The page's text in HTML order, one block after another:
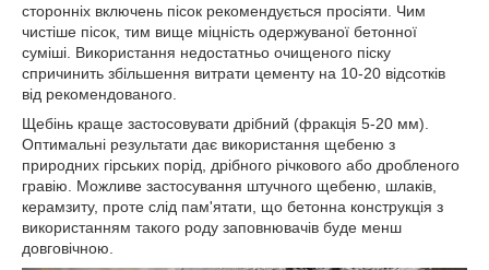
сторонніх включень пісок рекомендується просіяти. Чим
чистіше пісок, тим вище міцність одержуваної бетонної
суміші. Використання недостатньо очищеного піску
спричинить збільшення витрати цементу на 10-20 відсотків
від рекомендованого.
Щебінь краще застосовувати дрібний (фракція 5-20 мм).
Оптимальні результати дає використання щебеню з
природних гірських порід, дрібного річкового або дробленого
гравію. Можливе застосування штучного щебеню, шлаків,
керамзиту, проте слід пам'ятати, що бетонна конструкція з
використанням такого роду заповнювачів буде менш
довговічною.